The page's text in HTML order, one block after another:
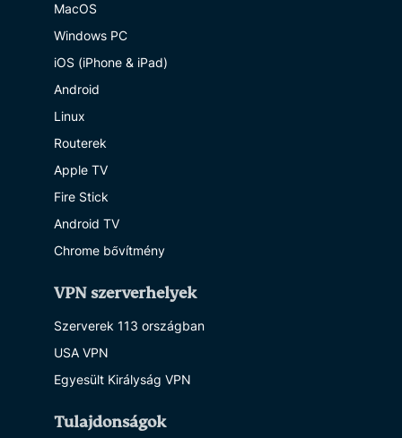
MacOS
Windows PC
iOS (iPhone & iPad)
Android
Linux
Routerek
Apple TV
Fire Stick
Android TV
Chrome bővítmény
VPN szerverhelyek
Szerverek 113 országban
USA VPN
Egyesült Királyság VPN
Tulajdonságok